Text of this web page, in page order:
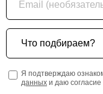
Что подбираем?
Я подтверждаю
данных и даю